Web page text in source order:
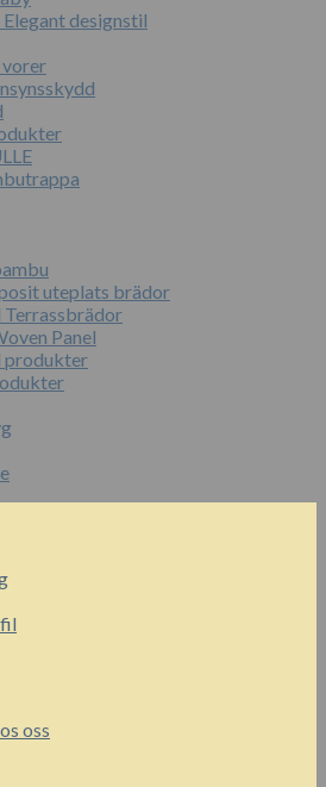
designstil
vorer
uteplats brädor
Terrassbrädor
Panel
produkter
oss